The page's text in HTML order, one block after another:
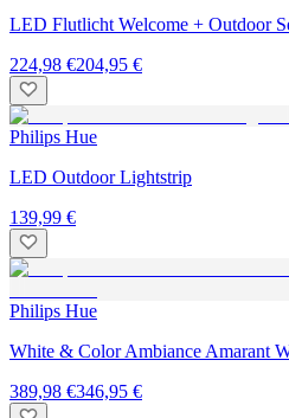
LED Flutlicht Welcome + Outdoor
224,98 €204,95 €
Philips Hue
LED Outdoor Lightstrip
139,99 €
Philips Hue
White & Color Ambiance Amarant
389,98 €346,95 €